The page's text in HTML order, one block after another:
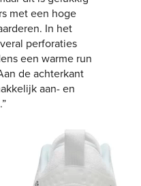
met een hoge
In het
perforaties
een warme run
de achterkant
aan- en